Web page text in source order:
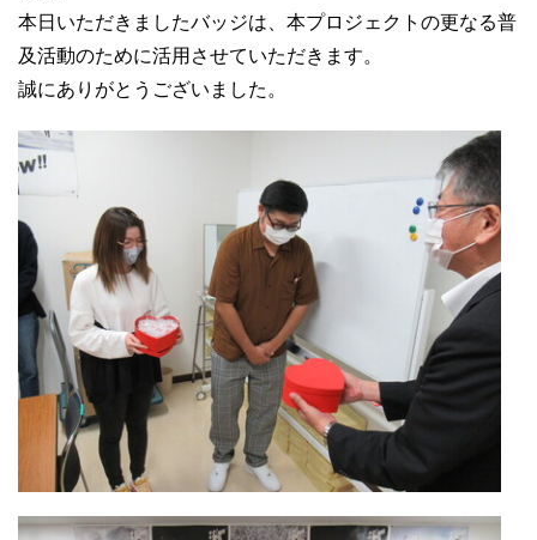
本日いただきましたバッジは、本プロジェクトの更なる普
及活動のために活用させていただきます。
誠にありがとうございました。